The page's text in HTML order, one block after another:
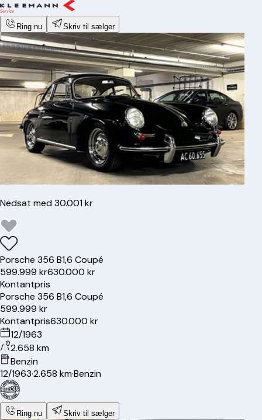
Ring nu Skriv til sælger
Nedsat med 30.001 kr
Porsche 356 B1,6 Coupé
599.999 kr630.000 kr
Kontantpris
Porsche 356 B1,6 Coupé
599.999 kr
Kontantpris630.000 kr
12/1963
2.658 km
Benzin
12/1963·2.658 km·Benzin
Ring nu Skriv til sælger